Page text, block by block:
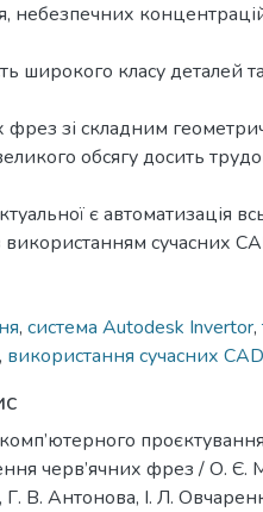
небезпечних
широкого класу деталей
фрез зі складним
обсягу досить
є автоматизація
використанням сучасних
, система Autodesk Invertor,
, використання сучасних
черв’ячних фрез / О. Є.
В. Антонова, І. Л.